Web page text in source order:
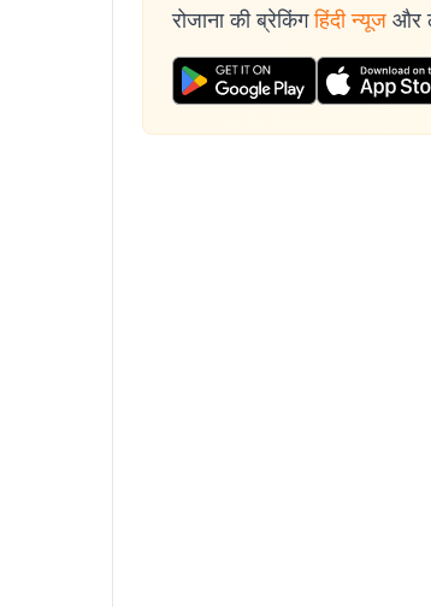
रोजाना की ब्रेकिंग हिंदी न्यूज और